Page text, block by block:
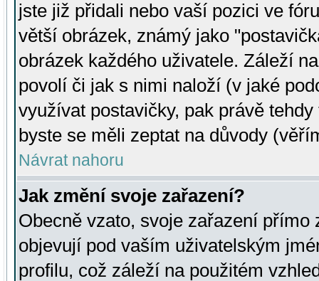
jste již přidali nebo vaší pozici ve
větší obrázek, známý jako
obrázek každého uživatele. Záleží
povolí či jak s nimi naloží (v jaké
využívat postavičky, pak právě
byste se měli zeptat na důvody
Návrat nahoru
Jak změní svoje zařazení?
Obecně vzato, svoje zařazení přímo
objevují pod vaším uživatelským
profilu, což záleží na použitém